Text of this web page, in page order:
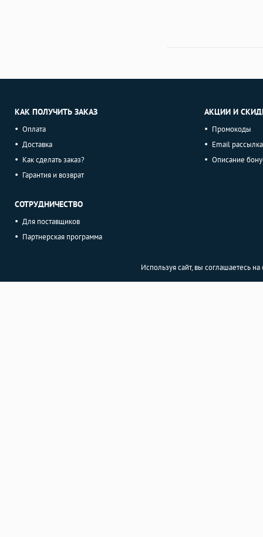
КАК ПОЛУЧИТЬ ЗАКАЗ
Оплата
Доставка
Как сделать заказ?
Гарантия и возврат
СОТРУДНИЧЕСТВО
Для поставщиков
Партнерская программа
АКЦИИ И
Промокоды
Email рассылка
Описание
Используя сайт, вы соглашаетесь